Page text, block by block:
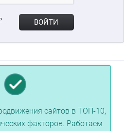
ВОЙТИ
сайтов в ТОП-10,
факторов. Работаем